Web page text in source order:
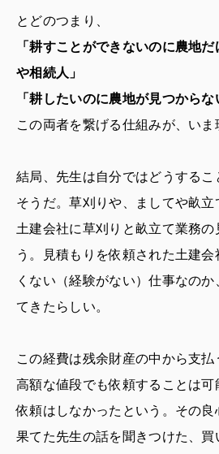
とどのつまり、
「耕すことができないのに農地
や相続人」
「耕したいのに農地が見つからな
この両者を繋げる仕組みが、いま
結局、先生は自分ではどうする
そうだ。草刈りや、ましてや畝立
土建会社に草刈りと畝立て業務
う。見積もりを依頼された土建
くない（経験がない）仕事なの
てきたらしい。
この経費は残余財産の中から支
高額な値段でも依頼することは
依頼はしなかったという。その良
果てた先生の話を聞きつけた、